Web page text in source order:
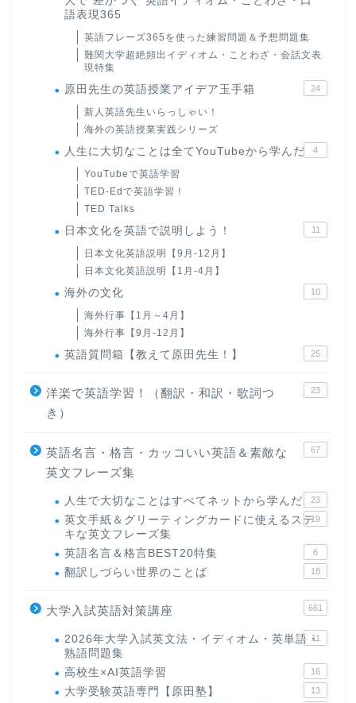
語表現365
英語フレーズ365を使った練習問題＆予想問題集
難関大学超絶頻出イディオム・ことわざ・会話文表
現特集
原田先生の英語授業アイデア玉手箱 24
新人英語先生いらっしゃい！
海外の英語授業実践シリーズ
人生に大切なことは全てYouTubeから学んだ 4
YouTubeで英語学習
TED-Edで英語学習！
TED Talks
日本文化を英語で説明しよう！ 11
日本文化英語説明【9月-12月】
日本文化英語説明【1月-4月】
海外の文化 10
海外行事【1月～4月】
海外行事【9月-12月】
英語質問箱【教えて原田先生！】 25
洋楽で英語学習！（翻訳・和訳・歌詞つ
き）
23
英語名言・格言・カッコいい英語＆素敵な
英文フレーズ集
67
人生で大切なことはすべてネットから学んだ 23
英文手紙＆グリーティングカードに使えるステ
キな英文フレーズ集
19
英語名言＆格言BEST20特集 6
翻訳しづらい世界のことば 18
大学入試英語対策講座 661
2026年大学入試英文法・イディオム・英単語・
熟語問題集
11
高校生×AI英語学習 16
大学受験英語専門【原田塾】 13